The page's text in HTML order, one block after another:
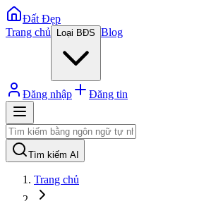
Đất Đẹp
Trang chủ
Loại BĐS Blog
Đăng nhập Đăng tin
Tìm kiếm AI
Trang chủ